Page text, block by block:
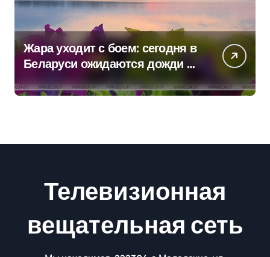
Жара уходит с боем: сегодня в
Беларуси ожидаются дожди и
грозы
Телевизионная
вещательная сеть